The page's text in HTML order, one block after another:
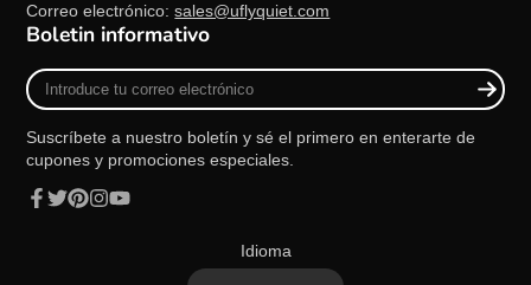
Correo electrónico:sales@uflyquiet.com
Boletin informativo
Introduce
tu
electrónico
Suscríbete a nuestro boletín y sé el primero en enterarte de
cupones y promociones especiales.
Idioma